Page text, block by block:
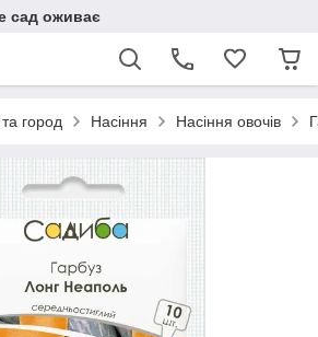
сад оживає
город Насіння Насіння овочів